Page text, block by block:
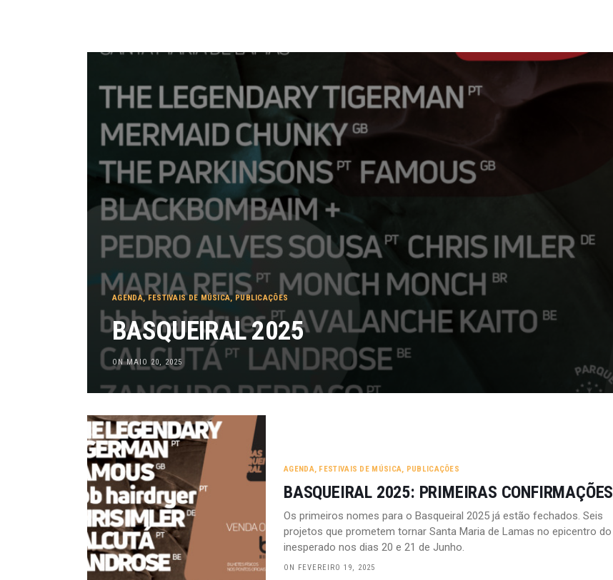
AGENDA,FESTIVAIS DE MÚSICA, PUBLICAÇÕES
BASQUEIRAL 2025
ON MAIO 20, 2025
AGENDA, FESTIVAIS DE MÚSICA, PUBLICAÇÕES
BASQUEIRAL 2025: PRIMEIRAS CONFIRMAÇÕES
Os primeiros nomes para o Basqueiral 2025 já estão fechados. Seis
projetos que prometem tornar Santa Maria de Lamas no epicentro do
inesperado nos dias 20 e 21 de Junho.
ON FEVEREIRO 19, 2025